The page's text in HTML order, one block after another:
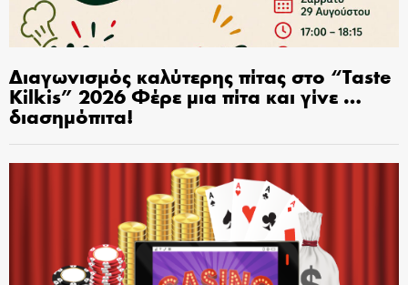
Διαγωνισμός καλύτερης πίτας στο “Taste
Kilkis” 2026 Φέρε μια πίτα και γίνε …
διασημόπιτα!